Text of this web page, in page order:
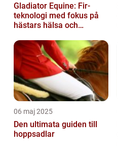
Gladiator Equine: Fir-
teknologi med fokus på
hästars hälsa och
06 maj 2025
Den ultimata guiden till
hoppsadlar